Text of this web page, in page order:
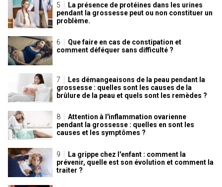
La présence de protéines dans les urines
pendant la grossesse peut ou non constituer un
problème.
Que faire en cas de constipation et
comment déféquer sans difficulté ?
Les démangeaisons de la peau pendant la
grossesse : quelles sont les causes de la
brûlure de la peau et quels sont les remèdes ?
Attention à l'inflammation ovarienne
pendant la grossesse : quelles en sont les
causes et les symptômes ?
La grippe chez l'enfant : comment la
prévenir, quelle est son évolution et comment la
traiter ?